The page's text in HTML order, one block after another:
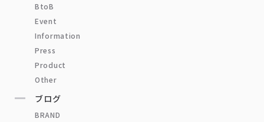
BtoB
Event
Information
Press
Product
Other
ブログ
BRAND